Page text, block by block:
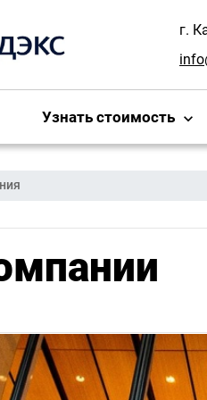
г.
Узнать стоимость